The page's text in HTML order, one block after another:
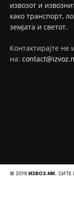
извозот и
како транспорт,
земјата и светот.
Контактирајте
на:
© 2019 ИЗВОЗ.МК. СИТЕ